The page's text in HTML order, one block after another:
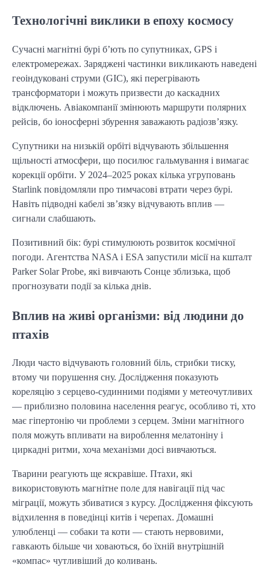
Технологічні виклики в епоху космосу
Сучасні магнітні бурі б’ють по супутниках, GPS і
електромережах. Заряджені частинки викликають наведені
геоіндуковані струми (GIC), які перегрівають
трансформатори і можуть призвести до каскадних
відключень. Авіакомпанії змінюють маршрути полярних
рейсів, бо іоносферні збурення заважають радіозв’язку.
Супутники на низькій орбіті відчувають збільшення
щільності атмосфери, що посилює гальмування і вимагає
корекції орбіти. У 2024–2025 роках кілька угруповань
Starlink повідомляли про тимчасові втрати через бурі.
Навіть підводні кабелі зв’язку відчувають вплив —
сигнали слабшають.
Позитивний бік: бурі стимулюють розвиток космічної
погоди. Агентства NASA і ESA запустили місії на кшталт
Parker Solar Probe, які вивчають Сонце зблизька, щоб
прогнозувати події за кілька днів.
Вплив на живі організми: від людини до
птахів
Люди часто відчувають головний біль, стрибки тиску,
втому чи порушення сну. Дослідження показують
кореляцію з серцево-судинними подіями у метеочутливих
— приблизно половина населення реагує, особливо ті, хто
має гіпертонію чи проблеми з серцем. Зміни магнітного
поля можуть впливати на вироблення мелатоніну і
циркадні ритми, хоча механізми досі вивчаються.
Тварини реагують ще яскравіше. Птахи, які
використовують магнітне поле для навігації під час
міграції, можуть збиватися з курсу. Дослідження фіксують
відхилення в поведінці китів і черепах. Домашні
улюбленці — собаки та коти — стають нервовими,
гавкають більше чи ховаються, бо їхній внутрішній
«компас» чутливіший до коливань.